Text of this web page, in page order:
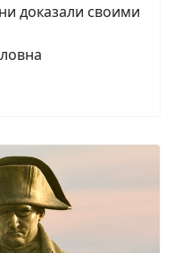
доказали своими